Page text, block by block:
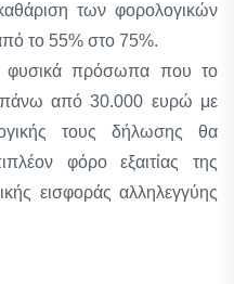
των φορολογικών
το 55% στο 75%.
φυσικά πρόσωπα που το
πάνω από 30.000 ευρώ με
τους δήλωσης θα
φόρο εξαιτίας της
εισφοράς αλληλεγγύης